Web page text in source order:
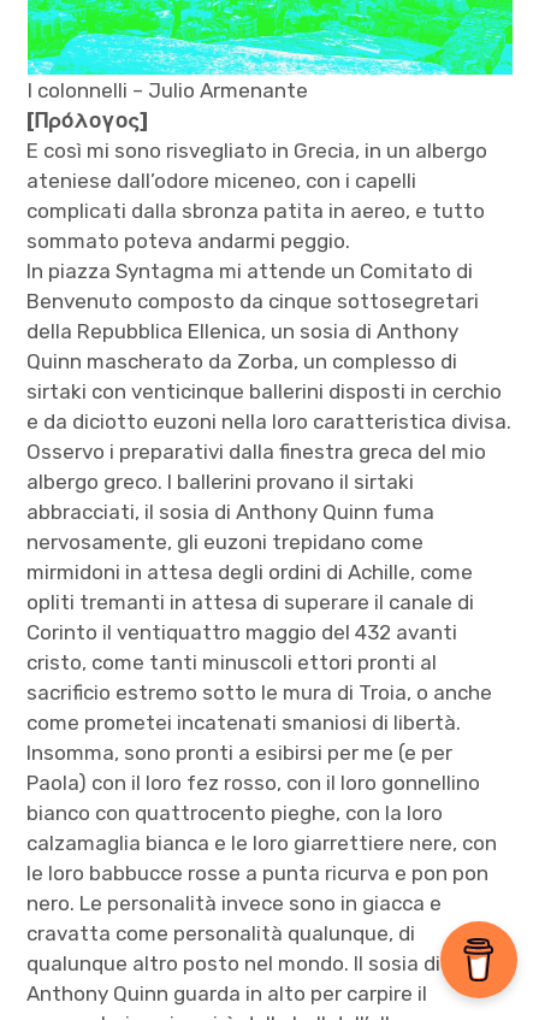
I colonnelli – Julio Armenante
[Πρόλογος]
E così mi sono risvegliato in Grecia, in un albergo
ateniese dall’odore miceneo, con i capelli
complicati dalla sbronza patita in aereo, e tutto
sommato poteva andarmi peggio.
In piazza Syntagma mi attende un Comitato di
Benvenuto composto da cinque sottosegretari
della Repubblica Ellenica, un sosia di Anthony
Quinn mascherato da Zorba, un complesso di
sirtaki con venticinque ballerini disposti in cerchio
e da diciotto euzoni nella loro caratteristica divisa.
Osservo i preparativi dalla finestra greca del mio
albergo greco. I ballerini provano il sirtaki
abbracciati, il sosia di Anthony Quinn fuma
nervosamente, gli euzoni trepidano come
mirmidoni in attesa degli ordini di Achille, come
opliti tremanti in attesa di superare il canale di
Corinto il ventiquattro maggio del 432 avanti
cristo, come tanti minuscoli ettori pronti al
sacrificio estremo sotto le mura di Troia, o anche
come prometei incatenati smaniosi di libertà.
Insomma, sono pronti a esibirsi per me (e per
Paola) con il loro fez rosso, con il loro gonnellino
bianco con quattrocento pieghe, con la loro
calzamaglia bianca e le loro giarrettiere nere, con
le loro babbucce rosse a punta ricurva e pon pon
nero. Le personalità invece sono in giacca e
cravatta come personalità qualunque, di
qualunque altro posto nel mondo. Il sosia di
Anthony Quinn guarda in alto per carpire il